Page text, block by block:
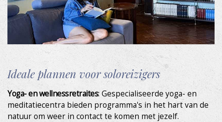
Ideale plannen voor soloreizigers
Yoga- en wellnessretraites: Gespecialiseerde yoga- en
meditatiecentra bieden programma's in het hart van de
natuur om weer in contact te komen met jezelf.